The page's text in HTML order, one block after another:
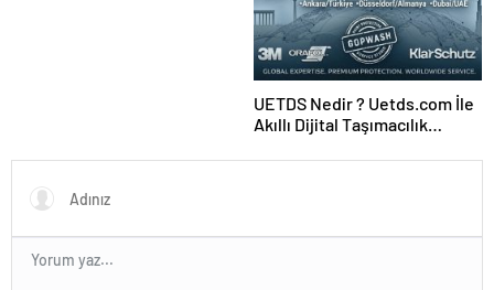
UETDS Nedir ? Uetds.com İle
Akıllı Dijital Taşımacılık